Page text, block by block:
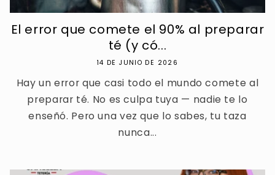
El error que comete el 90% al preparar
té (y có...
14 DE JUNIO DE 2026
Hay un error que casi todo el mundo comete al
preparar té. No es culpa tuya — nadie te lo
enseñó. Pero una vez que lo sabes, tu taza
nunca...